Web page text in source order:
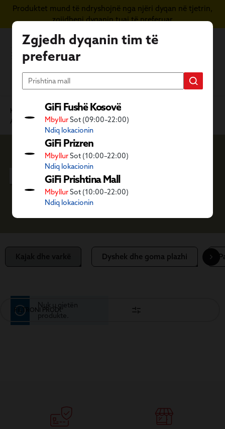
Kapërce te përmbajtja kryesore
Produktet mund të ndryshojnë nga njëri dyqan në tjetrin,
zgjidheni dyqanin tuaj të preferuar
Zgjedh dyqanin tim të
preferuar
GiFi Fushë Kosovë
MbyllurSot (09:00–22:00)
Ndiq lokacionin
GiFi Prizren
MbyllurSot (10:00–22:00)
Ndiq lokacionin
GiFi Prishtina Mall
MbyllurSot (10:00–22:00)
Ndiq lokacionin
Kategoritë GiFi
Ambient i jashtëm dhe dyqani i kafshëve
Aktivitete në natyrë
Goma plazhi
Kajak dhe varkë
Dyshek dhe goma plazhi
FILTRONI PRODUKTET
Nuk u gjetën
produkte.